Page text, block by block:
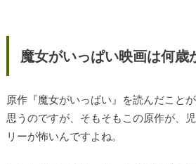
魔女がいっぱい映画は何歳
原作『魔女がいっぱい』を読んだこと
思うのですが、そもそもこの原作が、
リーが怖いんですよね。